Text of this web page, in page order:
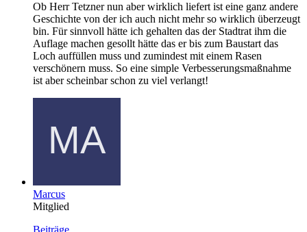
Ob Herr Tetzner nun aber wirklich liefert ist eine ganz andere
Geschichte von der ich auch nicht mehr so wirklich überzeugt
bin. Für sinnvoll hätte ich gehalten das der Stadtrat ihm die
Auflage machen gesollt hätte das er bis zum Baustart das
Loch auffüllen muss und zumindest mit einem Rasen
verschönern muss. So eine simple Verbesserungsmaßnahme
ist aber scheinbar schon zu viel verlangt!
Marcus
Mitglied